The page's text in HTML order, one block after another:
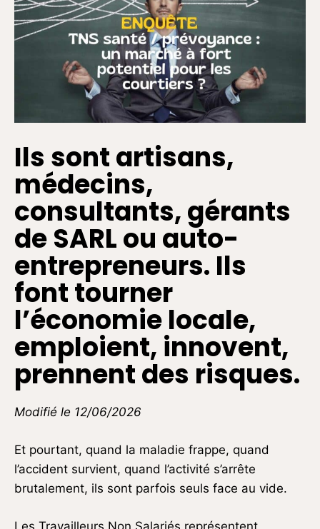
Ils sont artisans,
médecins,
consultants, gérants
de SARL ou auto-
entrepreneurs. Ils
font tourner
l’économie locale,
emploient, innovent,
prennent des risques.
Modifié le 12/06/2026
Et pourtant, quand la maladie frappe, quand
l’accident survient, quand l’activité s’arrête
brutalement, ils sont parfois seuls face au vide.
Les Travailleurs Non Salariés représentent